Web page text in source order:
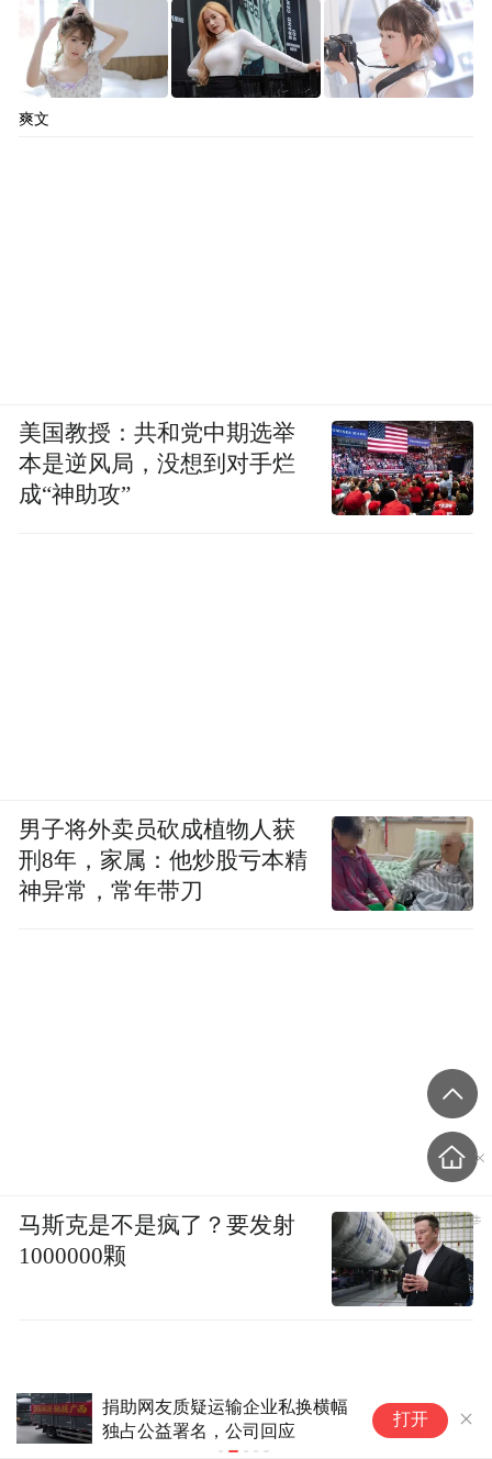
捐助网友质疑运输企业私换横幅
独占公益署名，公司回应
打开
爽文
美国教授：共和党中期选举
本是逆风局，没想到对手烂
成“神助攻”
男子将外卖员砍成植物人获
刑8年，家属：他炒股亏本精
神异常，常年带刀
马斯克是不是疯了？要发射
1000000颗